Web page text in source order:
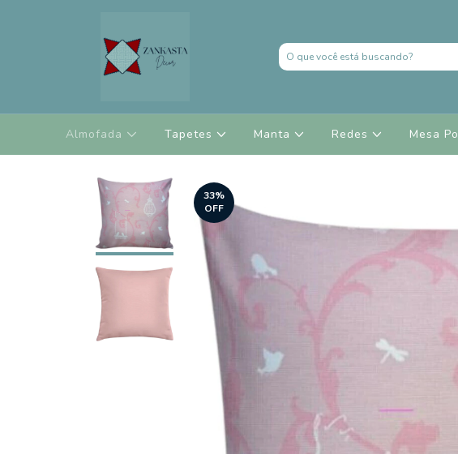
Almofada Tapetes Manta Redes Mesa
33%
OFF